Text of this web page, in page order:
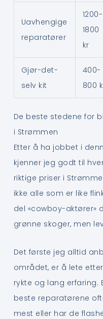
Uavhengige
reparatører
1200-
1800
kr
Gjør-det-
selv kit
400-
800
De beste stedene for
i Strømmen
Etter å ha jobbet i
kjenner jeg godt til
riktige priser i
ikke alle som er like
del «cowboy-aktører»
grønne skoger, men
Det første jeg alltid
området, er å lete
rykte og lang erfaring.
beste reparatørene
mest eller har de